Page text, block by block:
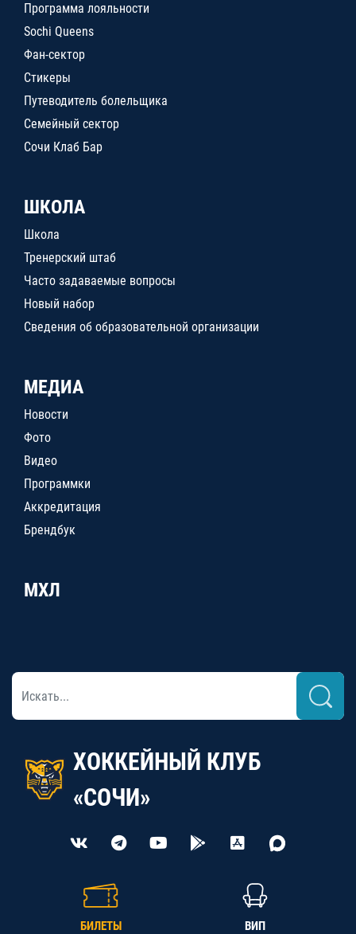
Программа лояльности
Sochi Queens
Фан-сектор
Стикеры
Путеводитель болельщика
Семейный сектор
Сочи Клаб Бар
ШКОЛА
Школа
Тренерский штаб
Часто задаваемые вопросы
Новый набор
Сведения об образовательной организации
МЕДИА
Новости
Фото
Видео
Программки
Аккредитация
Брендбук
МХЛ
ХОККЕЙНЫЙ КЛУБ
«СОЧИ»
БИЛЕТЫ ВИП